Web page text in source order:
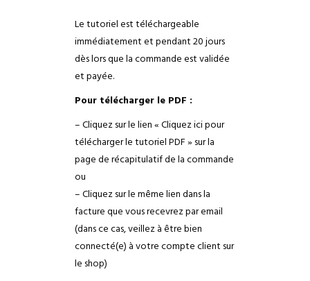
Le tutoriel est téléchargeable
immédiatement et pendant 20 jours
dès lors que la commande est validée
et payée.
Pour télécharger le PDF :
– Cliquez sur le lien « Cliquez ici pour
télécharger le tutoriel PDF » sur la
page de récapitulatif de la commande
ou
– Cliquez sur le même lien dans la
facture que vous recevrez par email
(dans ce cas, veillez à être bien
connecté(e) à votre compte client sur
le shop)